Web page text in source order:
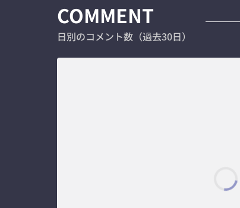
COMMENT
日別のコメント数（過去30日）